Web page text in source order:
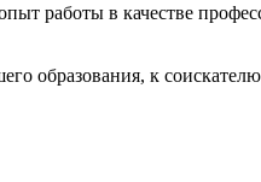
работы в качестве
образования, к